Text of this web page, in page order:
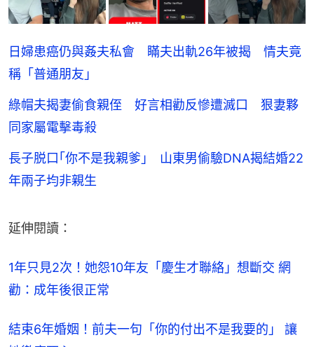
日婦患癌仍與姦夫私會 瞞夫出軌26年被揭 情夫竟
稱「普通朋友」
綠帽夫揭妻偷食親侄 好言相勸反慘遭滅口 狠妻夥
同家屬電擊毒殺
長子脱口｢你不是我親爹｣ 山東男偷驗DNA揭結婚22
年兩子均非親生
延伸閱讀：
1年只見2次！她怨10年友「慶生才聯絡」想斷交 網
勸：成年後很正常
結束6年婚姻！前夫一句「你的付出不是我要的」 讓